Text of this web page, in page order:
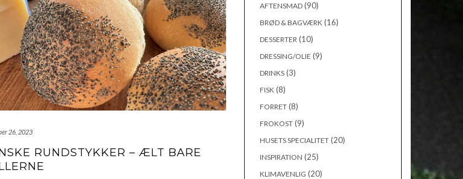
26, 2023
RUNDSTYKKER – ÆLT BARE
AFTENSMAD(90)
BRØD & BAGVÆRK (16)
DESSERTER (10)
DRESSING/OLIE (9)
DRINKS(3)
FISK (8)
FORRET(8)
FROKOST(9)
HUSETS SPECIALITET(20)
INSPIRATION (25)
KLIMAVENLIG (20)